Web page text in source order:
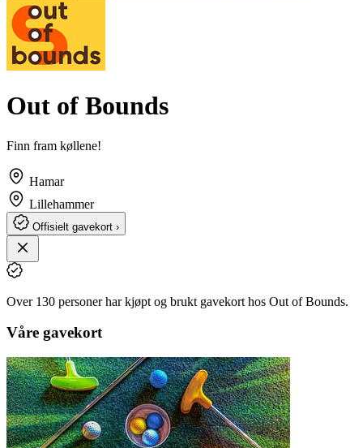
Out of Bounds
Finn fram køllene!
Hamar
Lillehammer
Offisielt gavekort ›
Over 130 personer har kjøpt og brukt gavekort hos Out of Bounds.
Våre gavekort